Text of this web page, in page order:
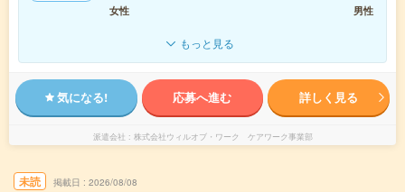
女性
男性
もっと見る
気になる! 応募へ進む 詳しく見る
派遣会社 株式会社ウィルオブ・ワーク ケアワーク事業部
未読 掲載日 2026/08/08